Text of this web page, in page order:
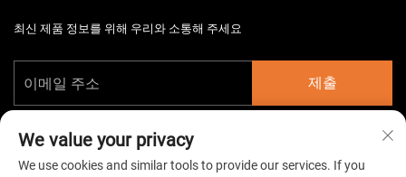
최신 제품 정보를 위해 우리와 소통해 주세요
제출
We value your privacy
We use cookies and similar tools to provide our services. If you